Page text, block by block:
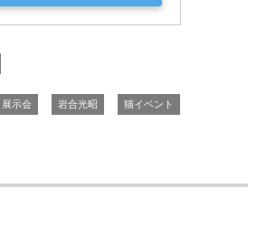
展示会 岩合光昭 猫イベント